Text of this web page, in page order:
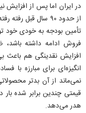
در ایران اما پس از افزایش
از حدود ۹۰ سال
تأمین بودجه به خودی خود
فروش ادامه داشته
افزایش نقدینگی هم باعث
انگیزه‌ای برای مبارزه با
نمی‌ماند از آن بدتر
قیمتی چندین برابر شده
هدر می‌دهد.